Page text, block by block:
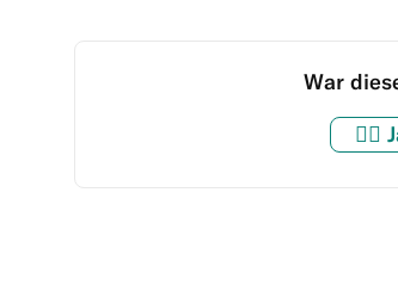
War
👍🏼